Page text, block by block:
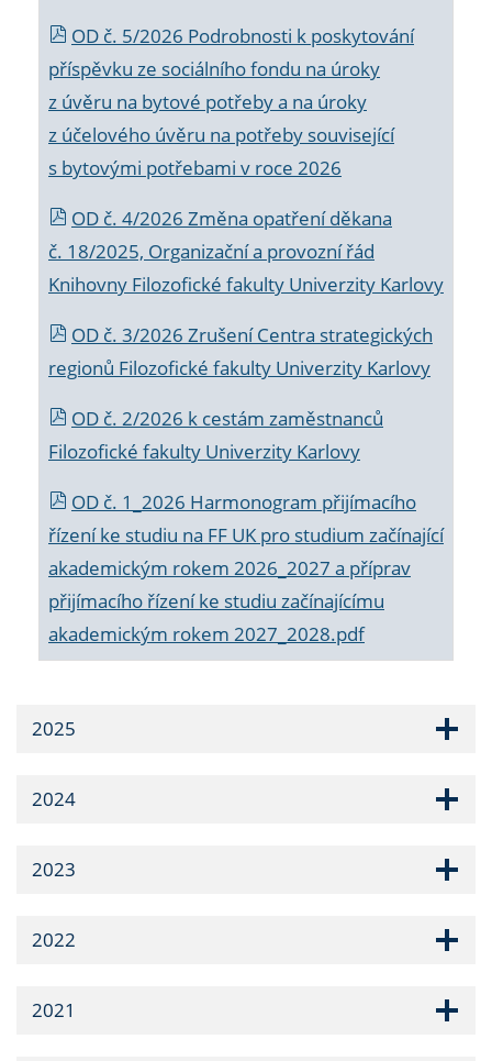
OD č. 5/2026 Podrobnosti k poskytování
příspěvku ze sociálního fondu na úroky
z úvěru na bytové potřeby a na úroky
z účelového úvěru na potřeby související
s bytovými potřebami v roce 2026
OD č. 4/2026 Změna opatření děkana
č. 18/2025, Organizační a provozní řád
Knihovny Filozofické fakulty Univerzity Karlovy
OD č. 3/2026 Zrušení Centra strategických
regionů Filozofické fakulty Univerzity Karlovy
OD č. 2/2026 k cestám zaměstnanců
Filozofické fakulty Univerzity Karlovy
OD č. 1_2026 Harmonogram přijímacího
řízení ke studiu na FF UK pro studium začínající
akademickým rokem 2026_2027 a příprav
přijímacího řízení ke studiu začínajícímu
akademickým rokem 2027_2028.pdf
2025
2024
2023
2022
2021